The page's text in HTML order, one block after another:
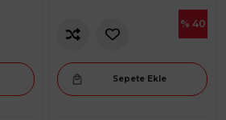
% 40
Sepete Ekle